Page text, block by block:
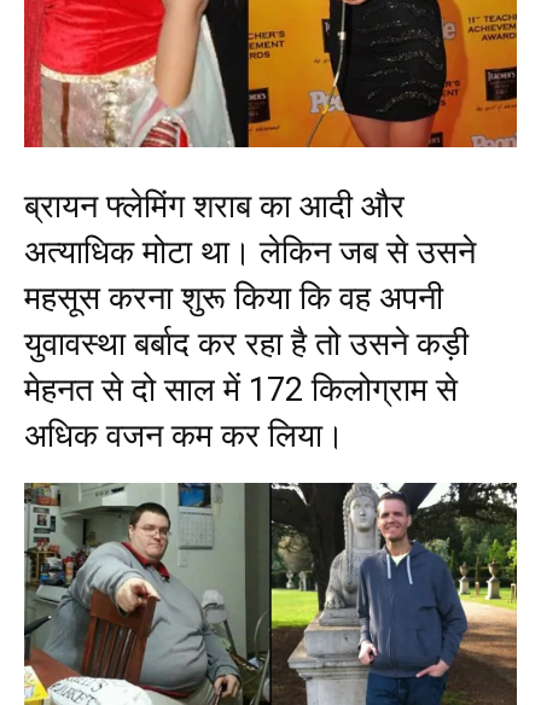
ब्रायन फ्लेमिंग शराब का आदी और
अत्याधिक मोटा था। लेकिन जब से उसने
महसूस करना शुरू किया कि वह अपनी
युवावस्था बर्बाद कर रहा है तो उसने कड़ी
मेहनत से दो साल में 172 किलोग्राम से
अधिक वजन कम कर लिया।